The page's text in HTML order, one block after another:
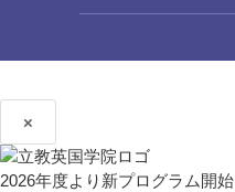
×
2026年度より新プログラム開始